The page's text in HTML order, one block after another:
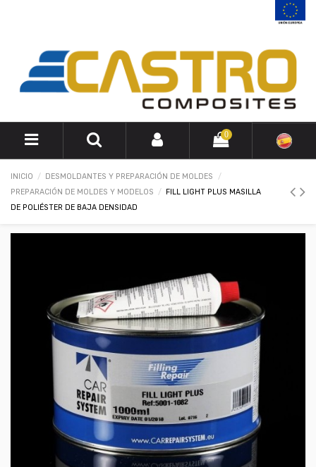
0
INICIO
DESMOLDANTES Y PREPARACIÓN DE MOLDES
PREPARACIÓN DE MOLDES Y MODELOS
FILL LIGHT PLUS MASILLA
DE POLIÉSTER DE BAJA DENSIDAD